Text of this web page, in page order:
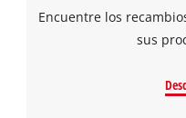
Encuentre los
sus